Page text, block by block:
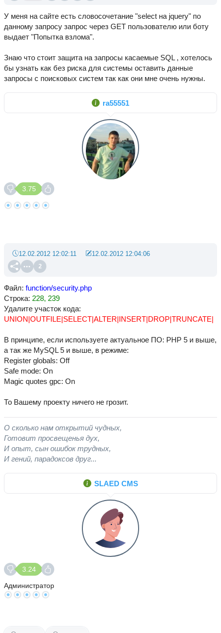
У меня на сайте есть словосочетание "select на jquery" по
данному запросу запрос через GET пользователю или боту
выдает "Попытка взлома".
Знаю что стоит защита на запросы касаемые SQL , хотелось
бы узнать как без риска для системы оставить данные
запросы с поисковых систем так как они мне очень нужны.
ra55551
3.75
2
12.02.2012 12:02:11 12.02.2012 12:04:06
Файл: function/security.php
Строка: 228, 239
Удалите участок кода:
UNION|OUTFILE|SELECT|ALTER|INSERT|DROP|TRUNCATE|
В принципе, если используете актуальное ПО: PHP 5 и выше,
а так же MySQL 5 и выше, в режиме:
Register globals: Off
Safe mode: On
Magic quotes gpc: On
То Вашему проекту ничего не грозит.
О сколько нам открытий чудных,
Готовит просвещенья дух,
И опыт, сын ошибок трудных,
И гений, парадоксов друг...
SLAED CMS
3.24
Администратор